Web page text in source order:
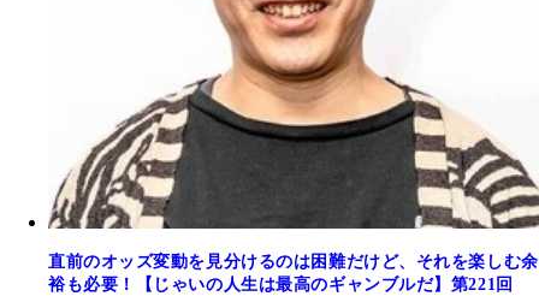
直前のオッズ変動を見分けるのは困難だけど、それを楽しむ余
裕も必要！【じゃいの人生は最高のギャンブルだ】第221回